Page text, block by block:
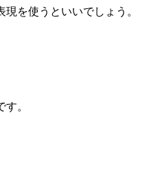
を使うといいでしょう。
。